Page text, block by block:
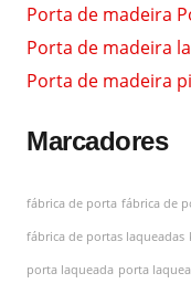
Porta de madeira
Porta de madeira
Porta de madeira
Marcadores
fábrica de porta fábrica de
fábrica de portas laqueadas
porta laqueada porta